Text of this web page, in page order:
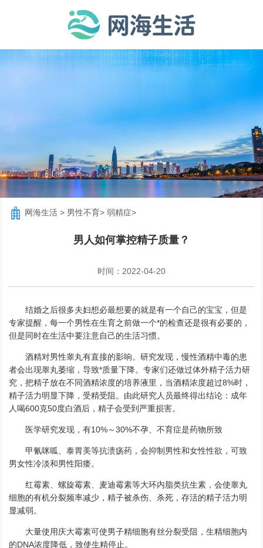
网海生活 > 男性不育>弱精症>
男人如何掌控精子质量？
时间：2022-04-20
结婚之后很多夫妇想必最想要的就是有一个自己的宝宝，但是
专家提醒，每一个男性在生育之前做一个*的检查还是很有必要的，
但是同时在生活中要注意自己的生活习惯。
酒精对男性睾丸有直接的影响。研究发现，慢性酒精中毒的患
者会出现睾丸萎缩，导致*质量下降。专家们还做过体外精子活力研
究，把精子放在不同酒精浓度的培养液里，当酒精浓度超过8%时，
精子活力明显下降，受精受阻。由此研究人员最终得出结论：成年
人喝600克50度白酒后，精子会受到严重损害。
医学研究发现，有10%～30%不孕、不育症是药物所致
甲氰咪呱、泰胃美等抗溃疡药，会抑制男性和女性性欲，可致
男女性冷淡和男性阳痿。
红霉素、螺旋霉素、麦迪霉素等大环内脂类抗生素，会使睾丸
细胞的有机分裂频率减少，精子被杀伤、杀死，存活的精子活力明
显减弱。
大量使用庆大霉素可使男子精细胞有丝分裂受阻，生精细胞内
的DNA浓度降低，致使生精停止。